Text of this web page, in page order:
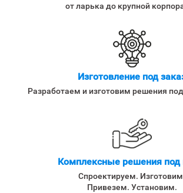
от ларька до крупной
Изготовление под
Разработаем и изготовим решения
Комплексные решения
Спроектируем.
Привезем. Установим.